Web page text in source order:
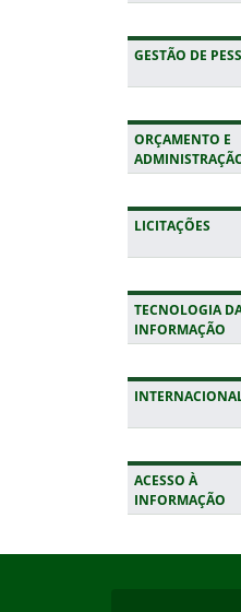
GESTÃO DE
ORÇAMENTO E
LICITAÇÕES
TECNOLOGIA
INFORMAÇÃO
ACESSO À
INFORMAÇÃO